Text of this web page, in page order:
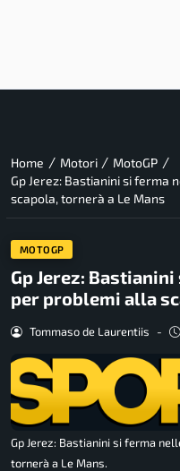
Home / Motori / MotoGP /
Gp Jerez: Bastianini si ferma
scapola, tornerà a Le Mans
MOTOGP
Gp Jerez:
per problemi alla
Tommaso de Laurentiis -
Gp Jerez: Bastianini si ferma
tornerà a Le Mans.